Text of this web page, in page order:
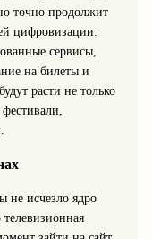
точно продолжит
цифровизации:
сервисы,
на билеты и
расти не только
исчезло ядро